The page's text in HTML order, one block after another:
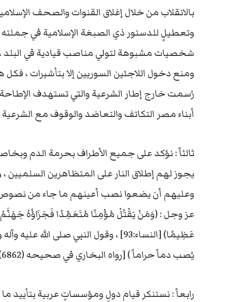
بالانقلاب من خلال إغلاق القنوات والصحف
وتعطيلٍ للدستور ذي الصبغة الإسلامية في جملته ،
شخصيات مشبوهة لتولي مناصب قيادية في البلد ،
ومنع دخول اللاجئين السوريين إلا بتأشيرات ،
رُسمت خارج إطار الشرعية والتي تستهدف
أبناء مصر التكاتف والتعاضد والوقوف مع الشرعية
ثالثاً : نؤكد على جميع الأطراف بحرمة الدم
يجوز لهم إطلاق النار على المتظاهرين
وعليهم أن يضعوا نصب أعينهم ما جاء من نصوص
عز وجل : (وَمَنْ يَقْتُلْ مُؤْمِنًا مُتَعَمِّدًا فَجَزَاؤُهُ جَهَنَّمُ
عَظِيمًا) [النساء:93] ، وقول النبي صلى
يُصب دماً حراماً ) [رواه البخاري في صحيحه (6862)] .
رابعاً : نستنكر قيام دولٍ ومؤسساتٍ عربية بتأييد